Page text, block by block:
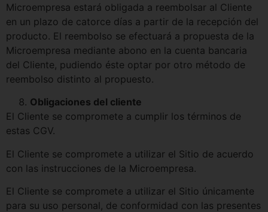
Microempresa estará obligada a reembolsar al Cliente
en un plazo de catorce días a partir de la recepción del
producto. El reembolso se efectuará a propuesta de la
Microempresa mediante abono en la cuenta bancaria
del Cliente, pudiendo éste optar por otro método de
reembolso distinto al propuesto.
Obligaciones del cliente
El Cliente se compromete a cumplir los términos de
estas CGV.
El Cliente se compromete a utilizar el Sitio de acuerdo
con las instrucciones de la Microempresa.
El Cliente se compromete a utilizar el Sitio únicamente
para su uso personal, de conformidad con las presentes